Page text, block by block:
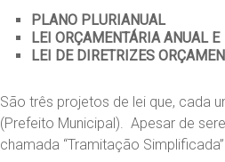
PLANO PLURIANUAL
LEI ORÇAMENTÁRIA ANUAL E
LEI DE DIRETRIZES
São três projetos de lei que, cada
(Prefeito Municipal). Apesar de
chamada “Tramitação Simplificada”.